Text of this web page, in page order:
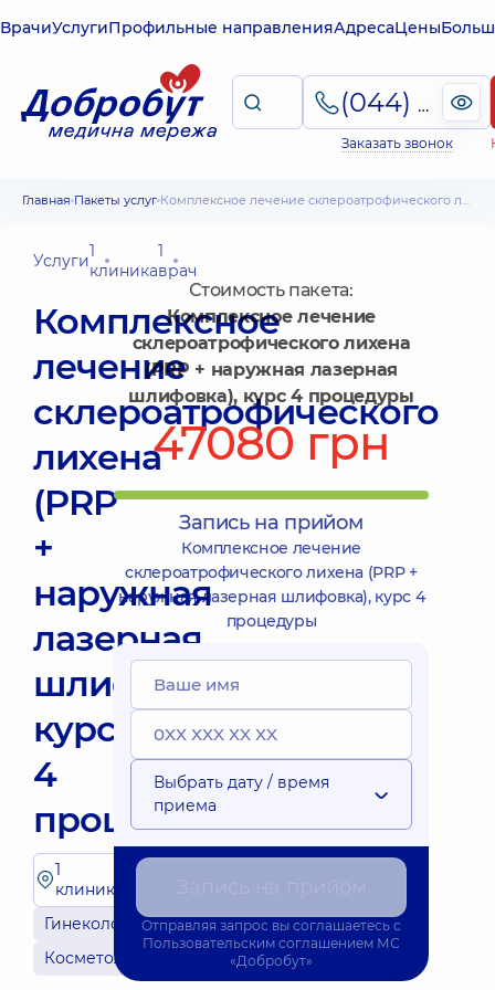
ВрачиУслугиПрофильные направленияАдресаЦены
(044) 495-2-888
Заказать звонок
Главная Пакеты услуг Комплексное лечение склероатрофического лихена (PRP + наружная лазерная шлифовка), курс 4 процедуры
Услуги1
клиника
1
врач
Комплексное
лечение
склероатрофического
лихена
(PRP
+
наружная
лазерная
шлифовка),
курс
4
процедуры
1
клиника
Гинекология
Косметология
Стоимость пакета:
Комплексное лечение
склероатрофического лихена
(PRP + наружная лазерная
шлифовка), курс 4 процедуры
47080 грн
Запись на прийом
Комплексное лечение
склероатрофического лихена (PRP +
наружная лазерная шлифовка), курс 4
процедуры
Выбрать дату / время
приема
Отправляя запрос вы соглашаетесь с
Пользовательским соглашением МС
«Добробут»